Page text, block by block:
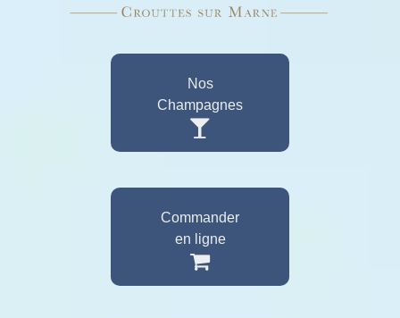
Nos
Champagnes
Commander
en ligne